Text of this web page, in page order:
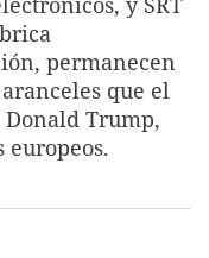
La rosa de los vientos
Gente viajera
Como el perro y el
Caso
Retornados
Equipo de
Operación Viuda
Extremadura
Galicia
La Rioja
Navarra
Virales
Televisión
Elecciones
permanecen
que el
Donald Trump,